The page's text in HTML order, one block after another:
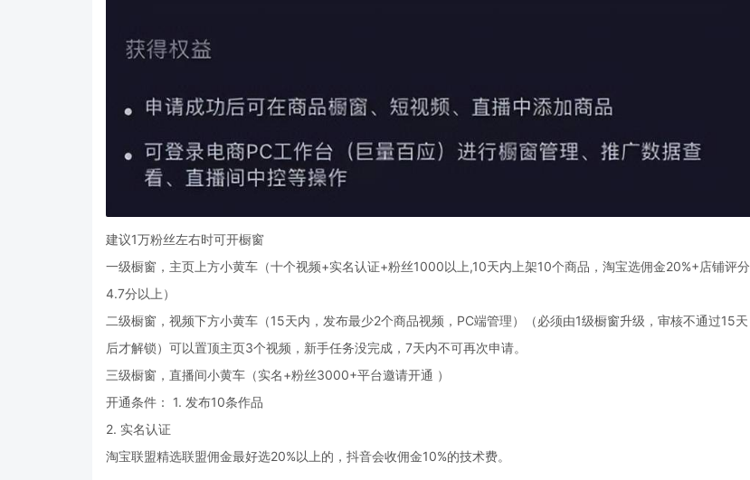
建议1万粉丝左右时可开橱窗
一级橱窗，主页上方小黄车（十个视频+实名认证+粉丝1000以上,10天内上架10个商品，淘宝选佣金20%+店铺评分
4.7分以上）
二级橱窗，视频下方小黄车（15天内，发布最少2个商品视频，PC端管理）（必须由1级橱窗升级，审核不通过15天
后才解锁）可以置顶主页3个视频，新手任务没完成，7天内不可再次申请。
三级橱窗，直播间小黄车（实名+粉丝3000+平台邀请开通 ）
开通条件： 1. 发布10条作品
2. 实名认证
淘宝联盟精选联盟佣金最好选20%以上的，抖音会收佣金10%的技术费。